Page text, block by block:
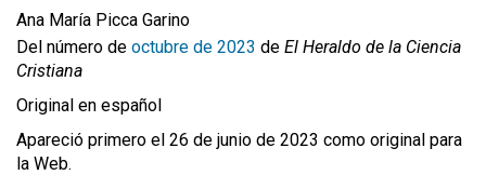
Ana María Picca Garino
Del número de octubre de 2023 de El Heraldo de la Ciencia
Cristiana
Original en español
Apareció primero el 26 de junio de 2023 como original para
la Web.